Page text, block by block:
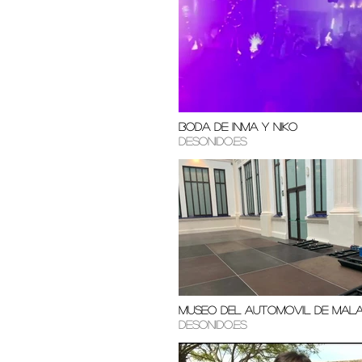
Boda de Inma y Niko
Desonido.es
Museo del Automovil de
Desonido.es